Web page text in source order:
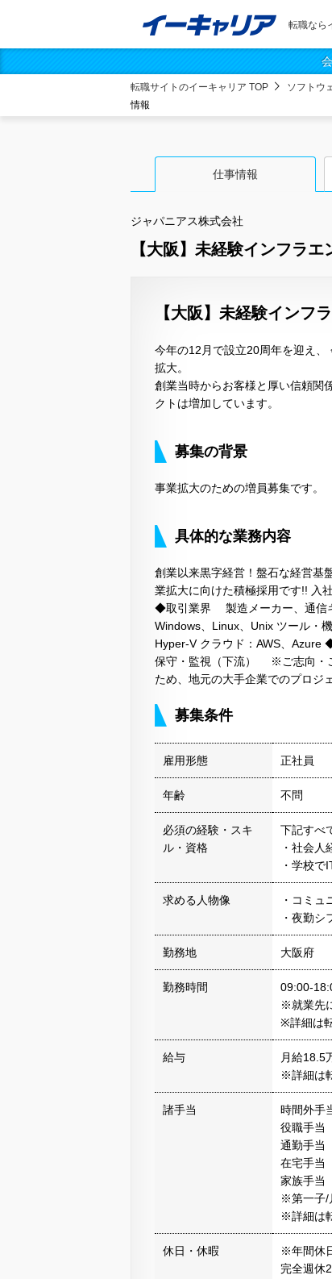
転職なら
転職サイトのイーキャリア TOP ソフトウ
情報
仕事情報
ジャパニアス株式会社
【大阪】未経験インフラエ
【大阪】未経験インフ
今年の12月で設立20周年を迎え
拡大。
創業当時からお客様と厚い信頼関
クトは増加しています。
募集の背景
事業拡大のための増員募集です。
具体的な業務内容
創業以来黒字経営！盤石な経営基
業拡大に向けた積極採用です!! 入
◆取引業界 製造メーカー、通信
Windows、Linux、Unix ツール・
Hyper-V クラウド：AWS、
保守・監視（下流） ※ご志向・
ため、地元の大手企業でのプロジ
募集条件
雇用形態 正社員
年齢 不問
必須の経験・スキ
ル・資格
下記すべ
・社会人
・学校
求める人物像
・コミュ
・夜勤シ
勤務地 大阪府
勤務時間
09:00-
※就業先
※詳細は
給与
月給18.5
※詳細は
諸手当
時間外手
役職手当
通勤手当
在宅手当
家族手当
※第一子/
※詳細は
休日・休暇
※年間休
完全週休